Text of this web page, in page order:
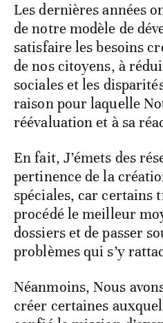
Les dernières années
de notre modèle de
satisfaire les besoins
de nos citoyens, à
sociales et les
raison pour laquelle
réévaluation et à sa
En fait, J’émets des
pertinence de la
spéciales, car certains
procédé le meilleur
dossiers et de passer
problèmes qui s’y
Néanmoins, Nous
créer certaines